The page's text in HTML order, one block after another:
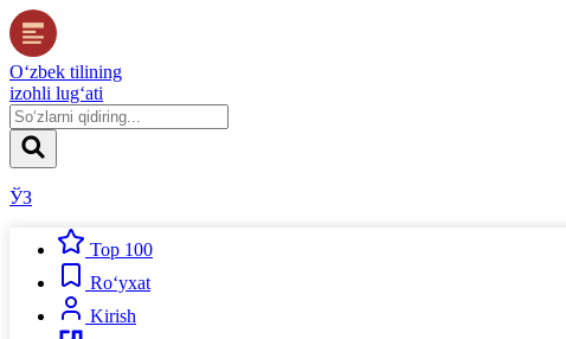
O‘zbek tilining
izohli lug‘ati
ЎЗ
Top 100
Ro‘yxat
Kirish